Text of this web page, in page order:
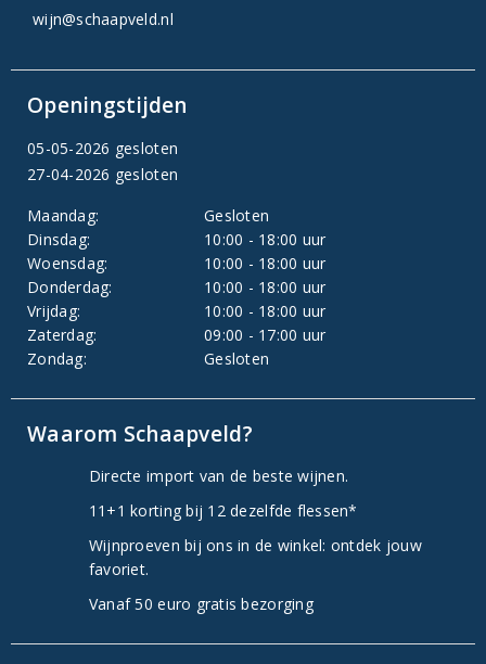
wijn@schaapveld.nl
Openingstijden
05-05-2026 gesloten
27-04-2026 gesloten
Maandag:
Gesloten
Dinsdag:
10:00 - 18:00 uur
Woensdag:
10:00 - 18:00 uur
Donderdag:
10:00 - 18:00 uur
Vrijdag:
10:00 - 18:00 uur
Zaterdag:
09:00 - 17:00 uur
Zondag:
Gesloten
Waarom Schaapveld?
Directe import van de beste wijnen.
11+1 korting bij 12 dezelfde flessen*
Wijnproeven bij ons in de winkel: ontdek jouw
favoriet.
Vanaf 50 euro gratis bezorging